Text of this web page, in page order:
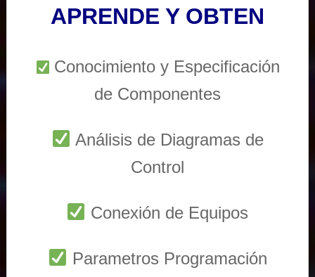
APRENDE Y OBTEN
Conocimiento y Especificación
de Componentes
Análisis de Diagramas de
Control
Conexión de Equipos
Parametros Programación